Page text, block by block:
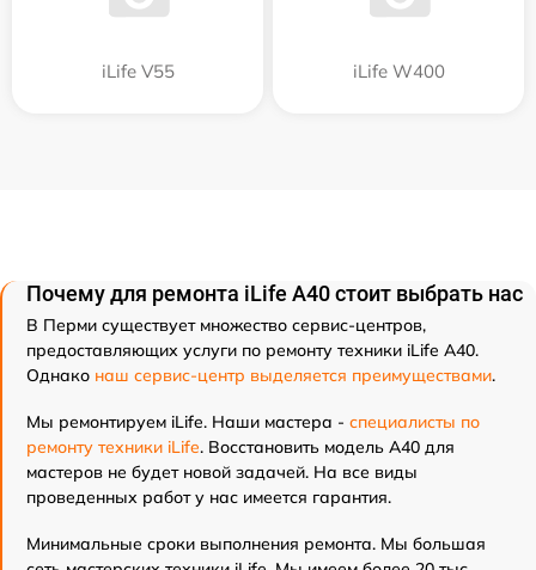
iLife V55 iLife W400
Почему для ремонта iLife A40 стоит выбрать нас
В Перми существует множество сервис-центров,
предоставляющих услуги по ремонту техники iLife A40.
Однако наш сервис-центр выделяется преимуществами.
Мы ремонтируем iLife. Наши мастера - специалисты по
ремонту техники iLife. Восстановить модель A40 для
мастеров не будет новой задачей. На все виды
проведенных работ у нас имеется гарантия.
Минимальные сроки выполнения ремонта. Мы большая